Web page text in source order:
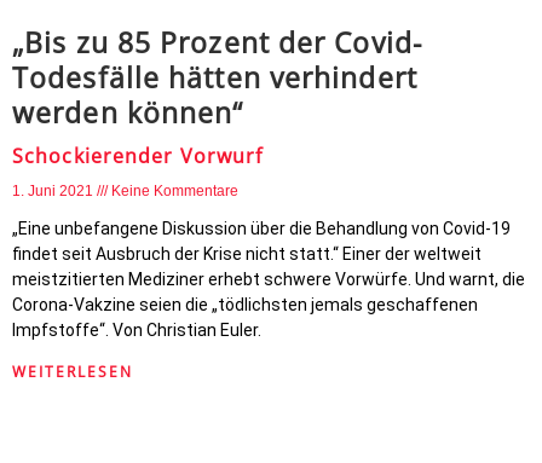
„Bis zu 85 Prozent der Covid-
Todesfälle hätten verhindert
werden können“
Schockierender Vorwurf
1. Juni 2021 Keine Kommentare
„Eine unbefangene Diskussion über die Behandlung von Covid-19
findet seit Ausbruch der Krise nicht statt.“ Einer der weltweit
meistzitierten Mediziner erhebt schwere Vorwürfe. Und warnt, die
Corona-Vakzine seien die „tödlichsten jemals geschaffenen
Impfstoffe“. Von Christian Euler.
WEITERLESEN